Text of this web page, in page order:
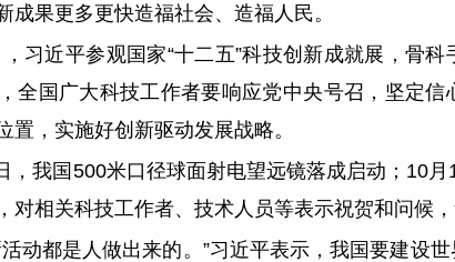
成果更多更快造福社会、造福人民。
近平参观国家“十二五”科技创新成就展，骨科
全国广大科技工作者要响应党中央号召，坚定信
置，实施好创新驱动发展战略。
我国500米口径球面射电望远镜落成启动；10月
对相关科技工作者、技术人员等表示祝贺和问候
都是人做出来的。”习近平表示，我国要建设世